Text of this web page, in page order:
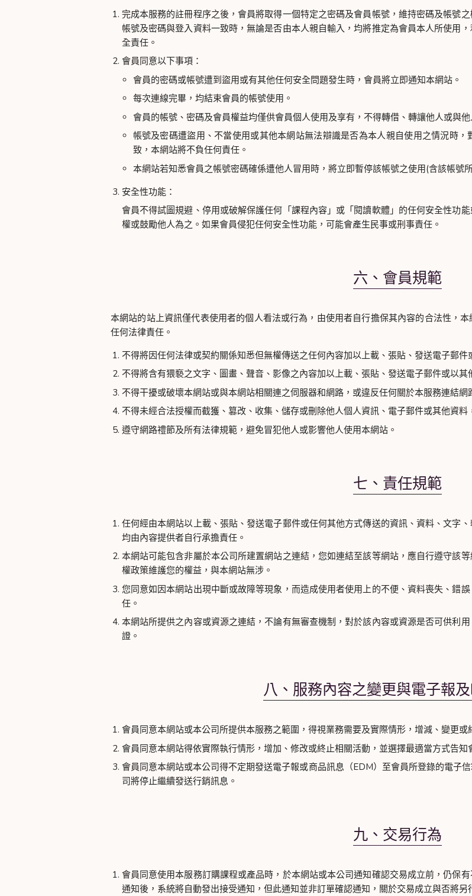
完成本服務的註冊程序之後，會員將取得一個特定之密碼及會員帳號，維持密碼及帳號
帳號及密碼與登入資料一致時，無論是否由本人親自輸入，均將推定為會員本人所使用
全責任。
會員同意以下事項：
會員的密碼或帳號遭到盜用或有其他任何安全問題發生時，會員將立即通知本網站。
每次連線完畢，均結束會員的帳號使用。
會員的帳號、密碼及會員權益均僅供會員個人使用及享有，不得轉借、轉讓他人或與他
帳號及密碼遭盜用、不當使用或其他本網站無法辯識是否為本人親自使用之情況時
致，本網站將不負任何責任。
本網站若知悉會員之帳號密碼確係遭他人冒用時，將立即暫停該帳號之使用(含該帳號
安全性功能：
會員不得試圖規避、停用或破解保護任何「課程內容」或「閱讀軟體」的任何安全性功
權或鼓勵他人為之。如果會員侵犯任何安全性功能，可能會產生民事或刑事責任。
六、會員規範
本網站的站上資訊僅代表使用者的個人看法或行為，由使用者自行擔保其內容的合法性，
任何法律責任。
不得將因任何法律或契約關係知悉但無權傳送之任何內容加以上載、張貼、發送電子郵件
不得將含有猥褻之文字、圖畫、聲音、影像之內容加以上載、張貼、發送電子郵件或以其
不得干擾或破壞本網站或與本網站相關連之伺服器和網路，或違反任何關於本服務連結網
不得未經合法授權而截獲、篡改、收集、儲存或刪除他人個人資訊、電子郵件或其他資
遵守網路禮節及所有法律規範，避免冒犯他人或影響他人使用本網站。
七、責任規範
任何經由本網站以上載、張貼、發送電子郵件或任何其他方式傳送的資訊、資料、文字
均由內容提供者自行承擔責任。
本網站可能包含非屬於本公司所建置網站之連結，您如連結至該等網站，應自行遵守該
權政策維護您的權益，與本網站無涉。
您同意如因本網站出現中斷或故障等現象，而造成使用者使用上的不便、資料喪失、錯
任。
本網站所提供之內容或資源之連結，不論有無審查機制，對於該內容或資源是否可供利
證。
八、服務內容之變更與電子報
會員同意本網站或本公司所提供本服務之範圍，得視業務需要及實際情形，增減、變更
會員同意本網站得依實際執行情形，增加、修改或終止相關活動，並選擇最適當方式告知
會員同意本網站或本公司得不定期發送電子報或商品訊息（EDM）至會員所登錄的電子
司將停止繼續發送行銷訊息。
九、交易行為
會員同意使用本服務訂購課程或產品時，於本網站或本公司通知確認交易成立前，仍保
通知後，系統將自動發出接受通知，但此通知並非訂單確認通知，關於交易成立與否將另